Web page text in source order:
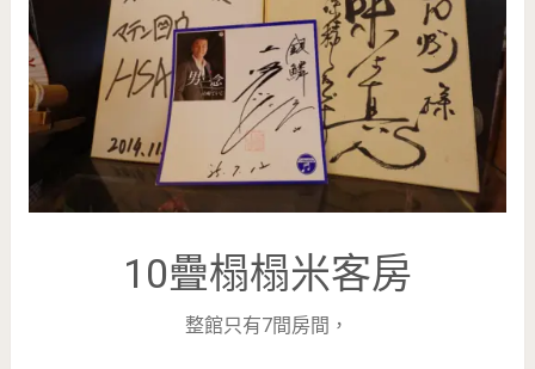
10疊榻榻米客房
整館只有7間房間，